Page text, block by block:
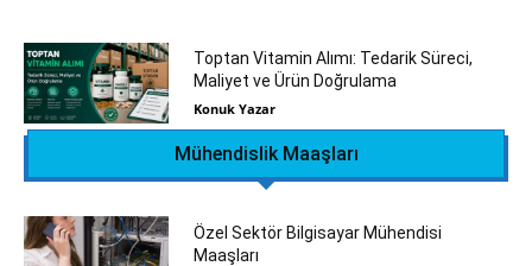
Toptan Vitamin Alımı: Tedarik Süreci,
Maliyet ve Ürün Doğrulama
Konuk Yazar
Mühendislik Maaşları
Özel Sektör Bilgisayar Mühendisi
Maaşları